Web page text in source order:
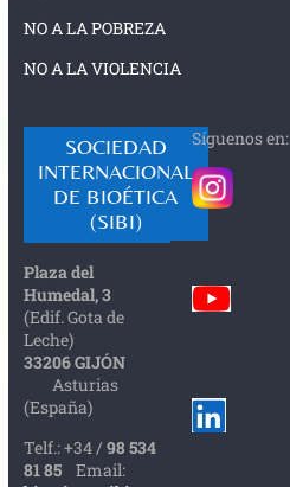
NO A LA POBREZA
NO A LA VIOLENCIA
SOCIEDAD
INTERNACIONAL
DE BIOÉTICA
(SIBI)
Plaza del
Humedal, 3
(Edif. Gota de
Leche)
33206 GIJÓN
Asturias
(España)
Telf.: +34 / 98 534
81 85
Email:
Síguenos en: